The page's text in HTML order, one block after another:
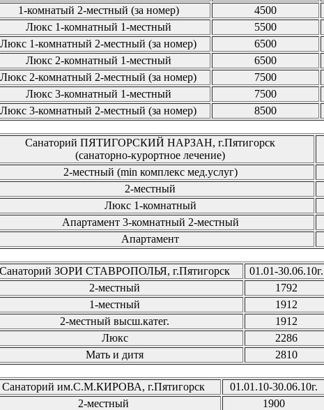
1-комнатый 2-местный (за номер)
4500
Люкс 1-комнатный 1-местный
5500
Люкс 1-комнатный 2-местный (за номер)
6500
Люкс 2-комнатный 1-местный
6500
Люкс 2-комнатный 2-местный (за номер)
7500
Люкс 3-комнатный 1-местный
7500
Люкс 3-комнатный 2-местный (за номер)
8500
Санаторий ПЯТИГОРСКИЙ НАРЗАН, г.Пятигорск
(санаторно-курортное лечение)
2-местный (min комплекс мед.услуг)
2-местный
Люкс 1-комнатный
Апартамент 3-комнатный 2-местный
Апартамент
Санаторий ЗОРИ СТАВРОПОЛЬЯ, г.Пятигорск 01.01-30.06.10г.
2-местный
1792
1-местный
1912
2-местный высш.катег.
1912
Люкс
2286
Мать и дитя
2810
Санаторий им.С.М.КИРОВА, г.Пятигорск 01.01.10-30.06.10г.
2-местный
1900